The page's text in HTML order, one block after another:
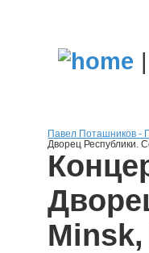
|
Павел Поташников -
Дворец Республики.